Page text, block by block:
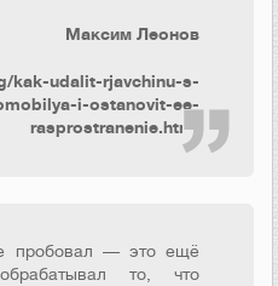
Максим Леонов
kak-udalit-rjavchinu-s-
i-ostanovit-ee-
rasprostranenie.html
пробовал — это ещё
то, что